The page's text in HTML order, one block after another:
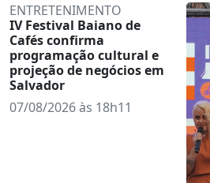
ENTRETENIMENTO
IV Festival Baiano de
Cafés confirma
programação cultural e
projeção de negócios em
Salvador
07/08/2026 às 18h11